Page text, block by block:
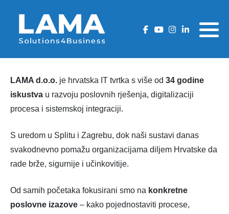
LAMA d.o.o. je hrvatska IT tvrtka s više od 34 godine
iskustva u razvoju poslovnih rješenja, digitalizaciji
procesa i sistemskoj integraciji.
S uredom u Splitu i Zagrebu, dok naši sustavi danas
svakodnevno pomažu organizacijama diljem Hrvatske da
rade brže, sigurnije i učinkovitije.
Od samih početaka fokusirani smo na konkretne
poslovne izazove – kako pojednostaviti procese,
Zašto LAFMS DMS?
Fukcionalnosti
AcheroDMS Cloud rješenje
Security
ArcheroDMS Cloud
Cjenik Hrvatska
Cjenik BiH
Cjenik Slovenija
LaFMS DMS